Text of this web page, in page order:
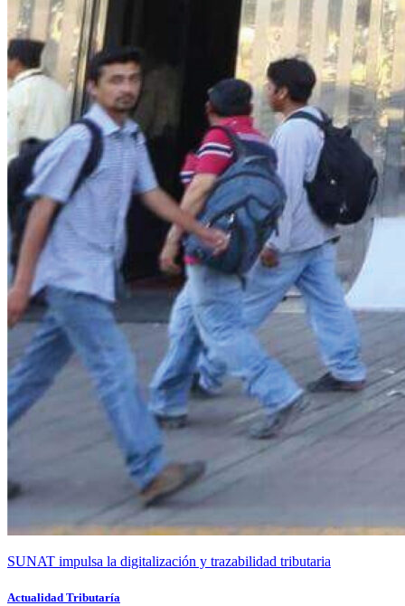
SUNAT impulsa la digitalización y trazabilidad tributaria
Actualidad Tributaría